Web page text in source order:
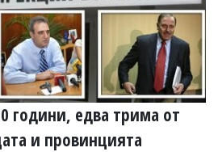
години, едва трима от
и провинцията